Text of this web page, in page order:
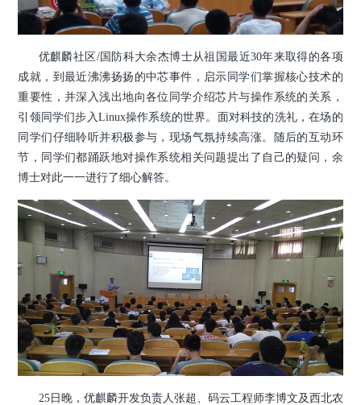
优麒麟社区/国防科大余杰博士从祖国最近30年来取得的各项
成就，到最近沸沸扬扬的中芯事件，启示同学们掌握核心技术的
重要性，并深入浅出地向各位同学介绍芯片与操作系统的关系，
引领同学们步入Linux操作系统的世界。面对科技的洗礼，在场的
同学们仔细聆听并积极参与，现场气氛持续高涨。随后的互动环
节，同学们都踊跃地对操作系统相关问题提出了自己的疑问，余
博士对此一一进行了细心解答。
25日晚，优麒麟开发负责人张超、码云工程师李博文及西北农